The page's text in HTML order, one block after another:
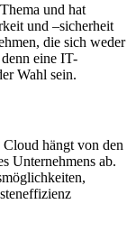
und hat
und –sicherheit
die sich weder
eine IT-
Wahl sein.
hängt von den
Unternehmens ab.